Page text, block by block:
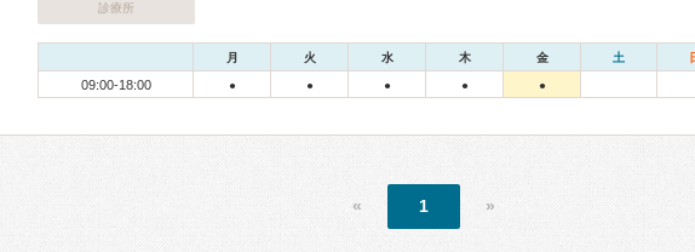
診療所
月 火 水 木 金 土
09:00-18:00 ● ● ● ● ●
« 1 »